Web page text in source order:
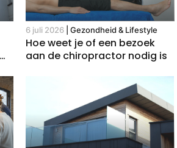
6 juli 2026 |Gezondheid & Lifestyle
Hoe weet je of een bezoek
aan de chiropractor nodig is